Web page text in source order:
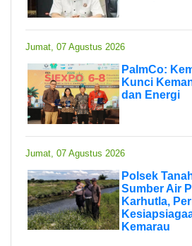
Jumat, 07 Agustus 2026
PalmCo:
Kunci
dan Energi
Jumat, 07 Agustus 2026
Polsek
Sumber Air
Karhutla,
Kemarau